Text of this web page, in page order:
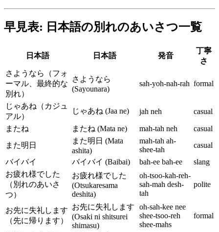
早見表: 日本語の別れのあいさつ一覧
日本語 日本語 発音
丁寧
さ
さようなら（フォ
ーマル、最終的な
別れ）
さようなら
(Sayounara)
sah-yoh-nah-rah formal
じゃあね（カジュ
アル）
じゃあね (Jaa ne) jah neh casual
またね またね (Mata ne) mah-tah neh
casual
また明日
また明日 (Mata
ashita)
mah-tah ah-
shee-tah
casual
バイバイ
バイバイ (Baibai) bah-ee bah-ee
slang
お疲れ様でした
（別れのあいさ
つ）
お疲れ様でした
(Otsukaresama
deshita)
oh-tsoo-kah-reh-
sah-mah desh-
tah
polite
お先に失礼します
（先に帰ります）
お先に失礼します
(Osaki ni shitsurei
shimasu)
oh-sah-kee nee
shee-tsoo-reh
shee-mahs
formal